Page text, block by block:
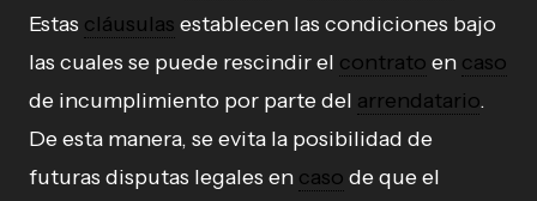
Estas cláusulas establecen las condiciones bajo
las cuales se puede rescindir el contrato en caso
de incumplimiento por parte del arrendatario.
De esta manera, se evita la posibilidad de
futuras disputas legales en caso de que el